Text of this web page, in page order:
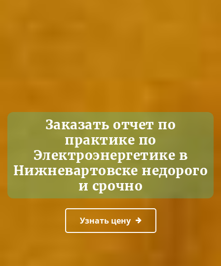
Заказать отчет по
практике по
Электроэнергетике в
Нижневартовске недорого
и срочно
Узнать цену